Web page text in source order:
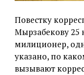
Повестку
Мырзабекову 25
милиционер,
указано, по
вызывают